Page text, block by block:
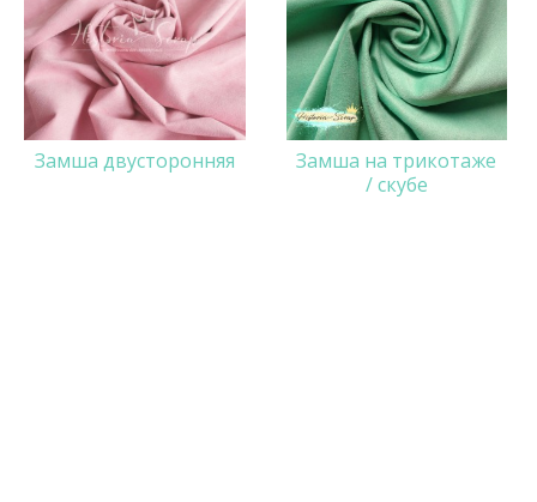
Замша двусторонняя
Замша на трикотаже
/ скубе